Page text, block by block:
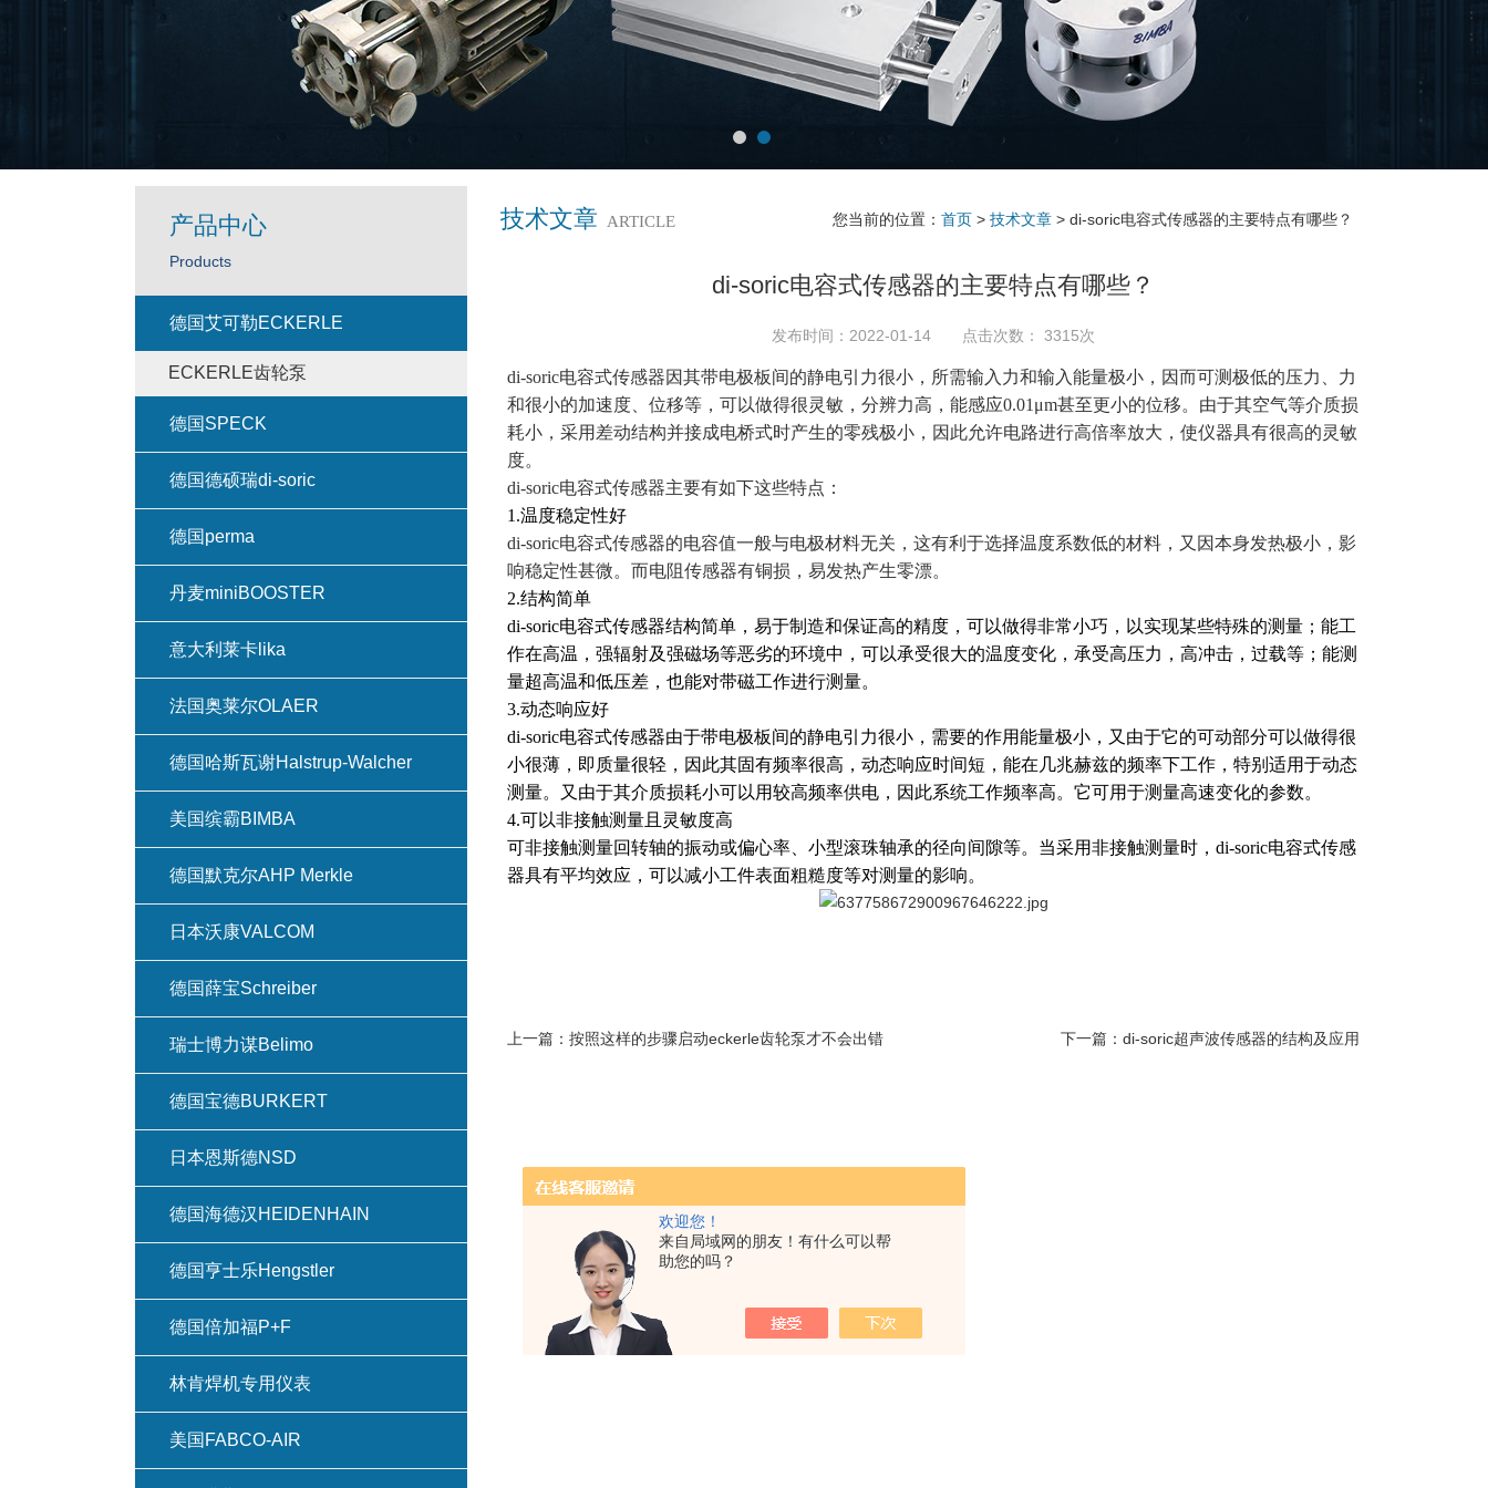
欢迎您！
来自局域网的朋友！有什么可以帮
助您的吗？
技术文章 ARTICLE 您当前的位置： 首页 > 技术文章 > di-soric电容式传感器的主要特点有哪些？
di-soric电容式传感器的主要特点有哪些？
发布时间：2022-01-14 点击次数： 3315次
di-soric电容式传感器因其带电极板间的静电引力很小，所需输入力和输入能量极小，因而可测极低的压力、力
和很小的加速度、位移等，可以做得很灵敏，分辨力高，能感应0.01μm甚至更小的位移。由于其空气等介质损
耗小，采用差动结构并接成电桥式时产生的零残极小，因此允许电路进行高倍率放大，使仪器具有很高的灵敏
度。
di-soric电容式传感器主要有如下这些特点：
1.温度稳定性好
di-soric电容式传感器的电容值一般与电极材料无关，这有利于选择温度系数低的材料，又因本身发热极小，影
响稳定性甚微。而电阻传感器有铜损，易发热产生零漂。
2.结构简单
di-soric电容式传感器结构简单，易于制造和保证高的精度，可以做得非常小巧，以实现某些特殊的测量；能工
作在高温，强辐射及强磁场等恶劣的环境中，可以承受很大的温度变化，承受高压力，高冲击，过载等；能测
量超高温和低压差，也能对带磁工作进行测量。
3.动态响应好
di-soric电容式传感器由于带电极板间的静电引力很小，需要的作用能量极小，又由于它的可动部分可以做得很
小很薄，即质量很轻，因此其固有频率很高，动态响应时间短，能在几兆赫兹的频率下工作，特别适用于动态
测量。又由于其介质损耗小可以用较高频率供电，因此系统工作频率高。它可用于测量高速变化的参数。
4.可以非接触测量且灵敏度高
可非接触测量回转轴的振动或偏心率、小型滚珠轴承的径向间隙等。当采用非接触测量时，di-soric电容式传感
器具有平均效应，可以减小工件表面粗糙度等对测量的影响。
下一篇： di-soric超声波传感器的结构及应用
上一篇： 按照这样的步骤启动eckerle齿轮泵才不会出错
产品中心
Products
德国艾可勒ECKERLE
ECKERLE齿轮泵
德国SPECK
德国德硕瑞di-soric
德国perma
丹麦miniBOOSTER
意大利莱卡lika
法国奥莱尔OLAER
德国哈斯瓦谢Halstrup-Walcher
美国缤霸BIMBA
德国默克尔AHP Merkle
日本沃康VALCOM
德国薛宝Schreiber
瑞士博力谋Belimo
德国宝德BURKERT
日本恩斯德NSD
德国海德汉HEIDENHAIN
德国亨士乐Hengstler
德国倍加福P+F
林肯焊机专用仪表
美国FABCO-AIR